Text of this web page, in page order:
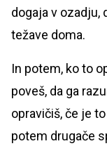
dogaja v ozadju,
težave doma.
In potem, ko to
poveš, da ga
opravičiš, če je
potem drugače